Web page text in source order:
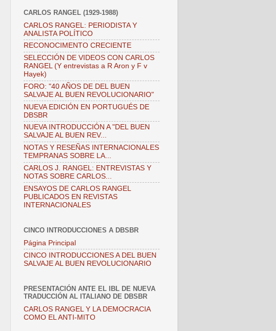
CARLOS RANGEL (1929-1988)
CARLOS RANGEL: PERIODISTA Y
ANALISTA POLÍTICO
RECONOCIMENTO CRECIENTE
SELECCIÓN DE VIDEOS CON CARLOS
RANGEL (Y entrevistas a R Aron y F v
Hayek)
FORO: "40 AÑOS DE DEL BUEN
SALVAJE AL BUEN REVOLUCIONARIO"
NUEVA EDICIÓN EN PORTUGUÉS DE
DBSBR
NUEVA INTRODUCCIÓN A "DEL BUEN
SALVAJE AL BUEN REV...
NOTAS Y RESEÑAS INTERNACIONALES
TEMPRANAS SOBRE LA...
CARLOS J. RANGEL: ENTREVISTAS Y
NOTAS SOBRE CARLOS...
ENSAYOS DE CARLOS RANGEL
PUBLICADOS EN REVISTAS
INTERNACIONALES
CINCO INTRODUCCIONES A DBSBR
Página Principal
CINCO INTRODUCCIONES A DEL BUEN
SALVAJE AL BUEN REVOLUCIONARIO
PRESENTACIÓN ANTE EL IBL DE NUEVA
TRADUCCIÓN AL ITALIANO DE DBSBR
CARLOS RANGEL Y LA DEMOCRACIA
COMO EL ANTI-MITO